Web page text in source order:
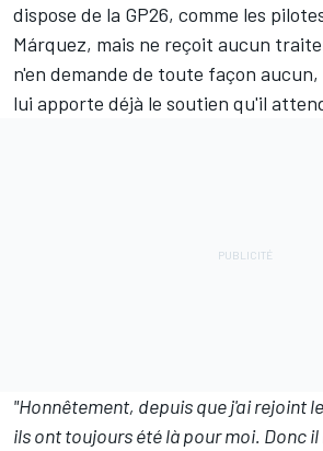
dispose de la GP26, comme les
Márquez, mais ne reçoit aucun
n'en demande de toute façon
lui apporte déjà le soutien qu'il
"Honnêtement, depuis que j'ai rejoint
ils ont toujours été là pour moi. Donc